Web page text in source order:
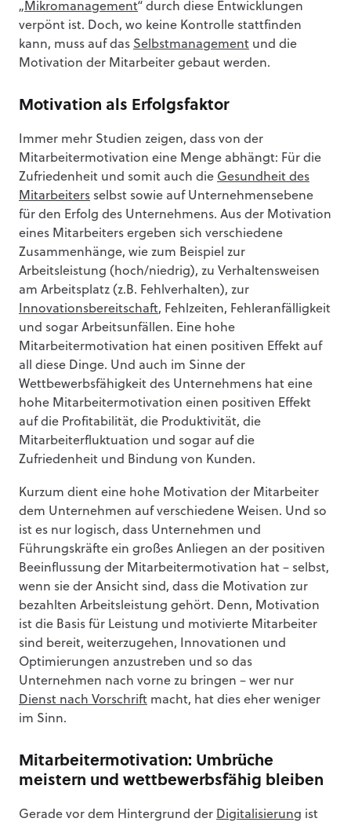
„ Mikromanagement“ durch diese Entwicklungen
verpönt ist. Doch, wo keine Kontrolle stattfinden
kann, muss auf das Selbstmanagement und die
Motivation der Mitarbeiter gebaut werden.
Motivation als Erfolgsfaktor
Immer mehr Studien zeigen, dass von der
Mitarbeitermotivation eine Menge abhängt: Für die
Zufriedenheit und somit auch die Gesundheit des
Mitarbeiters selbst sowie auf Unternehmensebene
für den Erfolg des Unternehmens. Aus der Motivation
eines Mitarbeiters ergeben sich verschiedene
Zusammenhänge, wie zum Beispiel zur
Arbeitsleistung (hoch/niedrig), zu Verhaltensweisen
am Arbeitsplatz (z.B. Fehlverhalten), zur
Innovationsbereitschaft, Fehlzeiten, Fehleranfälligkeit
und sogar Arbeitsunfällen. Eine hohe
Mitarbeitermotivation hat einen positiven Effekt auf
all diese Dinge. Und auch im Sinne der
Wettbewerbsfähigkeit des Unternehmens hat eine
hohe Mitarbeitermotivation einen positiven Effekt
auf die Profitabilität, die Produktivität, die
Mitarbeiterfluktuation und sogar auf die
Zufriedenheit und Bindung von Kunden.
Kurzum dient eine hohe Motivation der Mitarbeiter
dem Unternehmen auf verschiedene Weisen. Und so
ist es nur logisch, dass Unternehmen und
Führungskräfte ein großes Anliegen an der positiven
Beeinflussung der Mitarbeitermotivation hat – selbst,
wenn sie der Ansicht sind, dass die Motivation zur
bezahlten Arbeitsleistung gehört. Denn, Motivation
ist die Basis für Leistung und motivierte Mitarbeiter
sind bereit, weiterzugehen, Innovationen und
Optimierungen anzustreben und so das
Unternehmen nach vorne zu bringen – wer nur
Dienst nach Vorschrift macht, hat dies eher weniger
im Sinn.
Mitarbeitermotivation: Umbrüche
meistern und wettbewerbsfähig bleiben
Gerade vor dem Hintergrund der Digitalisierung ist